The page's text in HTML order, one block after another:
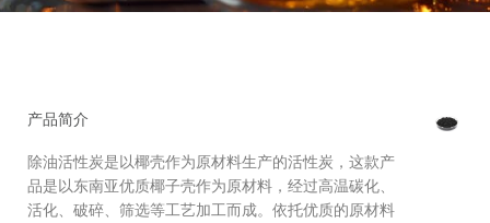
产品简介
除油活性炭是以椰壳作为原材料生产的活性炭，这款产
品是以东南亚优质椰子壳作为原材料，经过高温碳化、
活化、破碎、筛选等工艺加工而成。依托优质的原材料